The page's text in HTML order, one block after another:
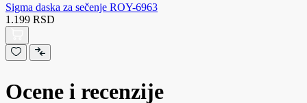
Sigma daska za sečenje ROY-6963
1.199 RSD
Ocene i recenzije